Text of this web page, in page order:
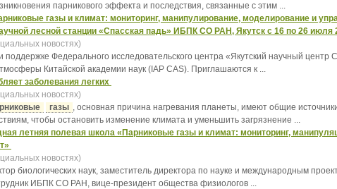
парникового эффекта и последствия, связанные с этим ...
газы и климат: мониторинг, манипулирование, моделирование и
лесной станции «Спасская падь» ИБПК СО РАН, Якутск с 16 по 26 июля
новостях)
поддержке Федерального исследовательского центра «Якутский научный
Китайской академии наук (IAP CAS). Приглашаются к ...
заболевания легких
новостях)
газы , основная причина нагревания планеты, имеют общие
чтобы остановить изменение климата и уменьшить загрязнение ...
летняя полевая школа «Парниковые газы и климат: мониторинг,
новостях)
биологических наук, заместитель директора по науке и международным
ИБПК СО РАН, вице-президент общества физиологов ...